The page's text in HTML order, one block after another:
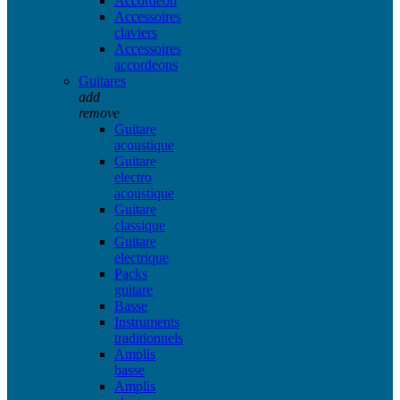
Accessoires
claviers
Accessoires
accordeons
Guitares
add
remove
Guitare
acoustique
Guitare
electro
acoustique
Guitare
classique
Guitare
electrique
Packs
guitare
Basse
Instruments
traditionnels
Amplis
basse
Amplis